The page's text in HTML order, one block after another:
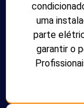
uma
parte
garantir o